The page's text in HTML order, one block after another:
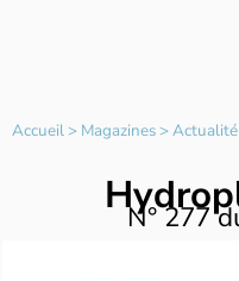
Accueil> Magazines>Actualité
N°277